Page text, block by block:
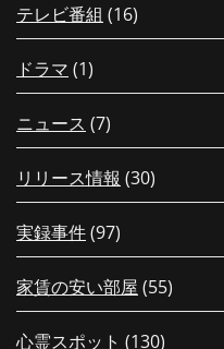
テレビ番組 (16)
ドラマ (1)
ニュース (7)
リリース情報 (30)
実録事件(97)
家賃の安い部屋 (55)
心霊スポット (130)